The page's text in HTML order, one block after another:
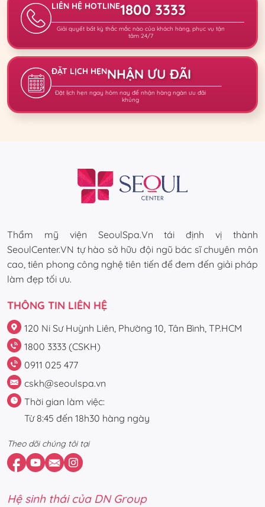
LIÊN HỆ HOTLINE1800 3333
Giải quyết bất kỳ thắc mắc nào của khách hàng, phục vụ tận
tâm 24/7
ĐẶT LỊCH HẸNNHẬN ƯU ĐÃI
Đặt lịch hẹn ngay hôm nay để nhận hàng ngàn ưu đãi
khủng
Thẩm mỹ viện SeoulSpa.Vn tái định vị thành
SeoulCenter.VN tự hào sở hữu đội ngũ bác sĩ chuyên môn
cao, tiên phong công nghệ tiên tiến để đem đến giải pháp
làm đẹp tối ưu.
THÔNG TIN LIÊN HỆ
120 Ni Sư Huỳnh Liên, Phường 10, Tân Bình, TP.HCM
1800 3333 (CSKH)
0911 025 477
cskh@seoulspa.vn
Thời gian làm việc:
Từ 8:45 đến 18h30 hàng ngày
Theo dõi chúng tôi tại
Hệ sinh thái của DN Group